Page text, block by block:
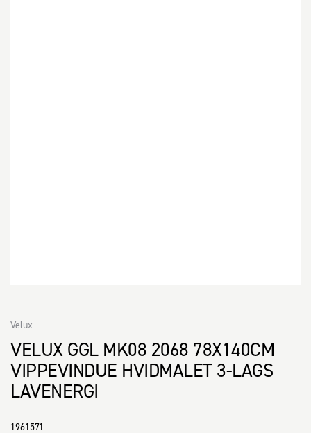
VELUX GGL MK08 2068 78X140CM
VIPPEVINDUE HVIDMALET 3-LAGS
LAVENERGI
Velux
1961571